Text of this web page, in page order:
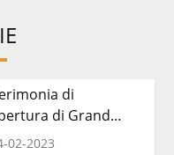
di
di Grand
2023
02-2023